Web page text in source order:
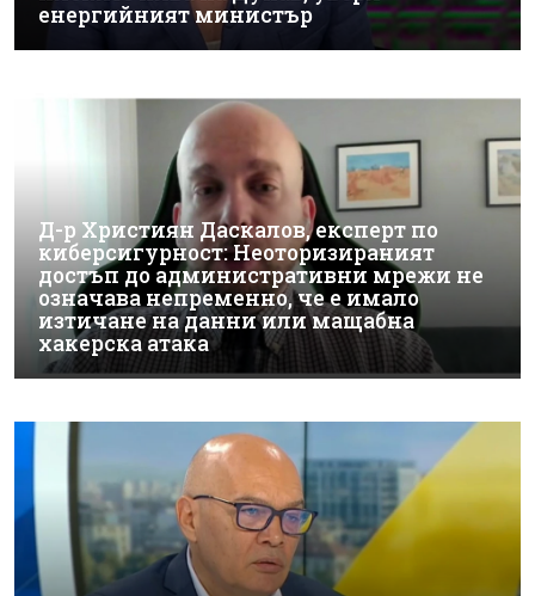
енергийният министър
Д-р Християн Даскалов, експерт по
киберсигурност: Неоторизираният
достъп до административни мрежи не
означава непременно, че е имало
изтичане на данни или мащабна
хакерска атака